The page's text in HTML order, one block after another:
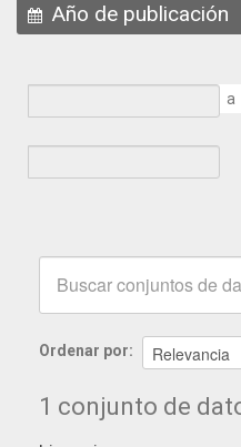
Año de publicación
a
Ordenar por
1 conjunto de